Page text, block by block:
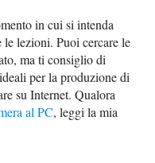
in cui si intenda
lezioni. Puoi cercare le
ma ti consiglio di
per la produzione di
su Internet. Qualora
al PC, leggi la mia